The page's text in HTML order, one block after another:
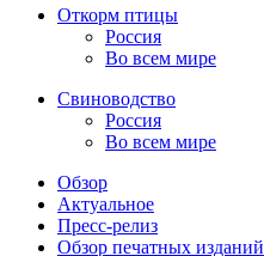
Откорм птицы
Россия
Во всем мире
Свиноводство
Россия
Во всем мире
Обзор
Актуальное
Пресс-релиз
Обзор печатных изданий